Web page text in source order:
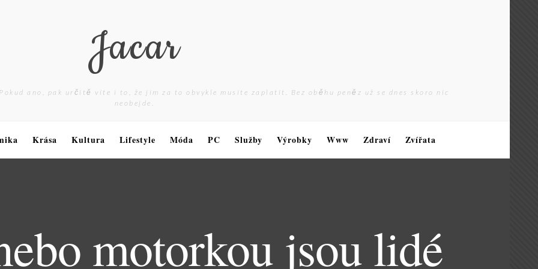
Jacar
ano, pak určitě víte i to, že jim za to obvykle musíte zaplatit. Bez oběhu peněz už se dnes skoro nic
neobejde.
Krása Kultura Lifestyle Móda PC Služby Výrobky Www Zdraví Zvířata
motorkou jsou lidé